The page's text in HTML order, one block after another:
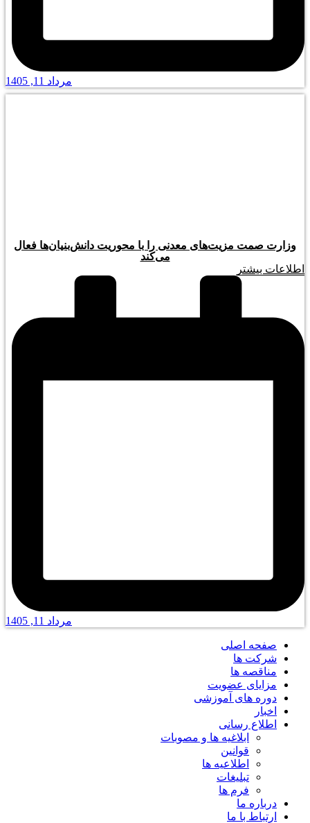
مرداد 11, 1405
وزارت صمت مزیت‌های معدنی را با محوریت دانش‌بنیان‌ها فعال
می‌کند
اطلاعات بیشتر
مرداد 11, 1405
صفحه اصلی
شرکت ها
مناقصه ها
مزایای عضویت
دوره های آموزشی
اخبار
اطلاع رسانی
ابلاغیه ها و مصوبات
قوانین
اطلاعیه ها
تبلیغات
فرم ها
درباره ما
ارتباط با ما